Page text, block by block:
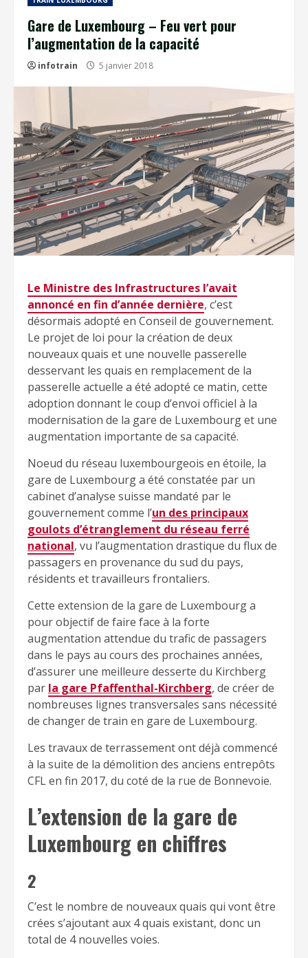
Gare de Luxembourg – Feu vert pour
l’augmentation de la capacité
infotrain 5 janvier 2018
Le Ministre des Infrastructures l’avait
annoncé en fin d’année dernière, c’est
désormais adopté en Conseil de gouvernement.
Le projet de loi pour la création de deux
nouveaux quais et une nouvelle passerelle
desservant les quais en remplacement de la
passerelle actuelle a été adopté ce matin, cette
adoption donnant le coup d’envoi officiel à la
modernisation de la gare de Luxembourg et une
augmentation importante de sa capacité.
Noeud du réseau luxembourgeois en étoile, la
gare de Luxembourg a été constatée par un
cabinet d’analyse suisse mandaté par le
gouvernement comme l’un des principaux
goulots d’étranglement du réseau ferré
national, vu l’augmentation drastique du flux de
passagers en provenance du sud du pays,
résidents et travailleurs frontaliers.
Cette extension de la gare de Luxembourg a
pour objectif de faire face à la forte
augmentation attendue du trafic de passagers
dans le pays au cours des prochaines années,
d’assurer une meilleure desserte du Kirchberg
par la gare Pfaffenthal-Kirchberg, de créer de
nombreuses lignes transversales sans nécessité
de changer de train en gare de Luxembourg.
Les travaux de terrassement ont déjà commencé
à la suite de la démolition des anciens entrepôts
CFL en fin 2017, du coté de la rue de Bonnevoie.
L’extension de la gare de
Luxembourg en chiffres
2
C’est le nombre de nouveaux quais qui vont être
crées s’ajoutant aux 4 quais existant, donc un
total de 4 nouvelles voies.